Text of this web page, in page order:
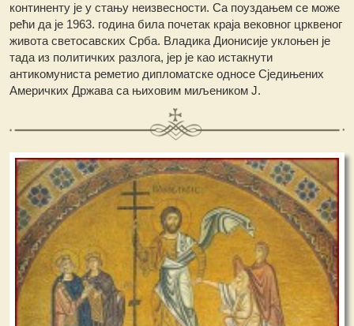
континенту је у стању неизвесности. Са поуздањем се може
рећи да је 1963. година била почетак краја вековног црквеног
живота светосавских Срба. Владика Дионисије уклоњен је
тада из политичких разлога, јер је као истакнути
антикомуниста реметио дипломатске односе Сједињених
Америчких Држава са њиховим миљеником Ј.